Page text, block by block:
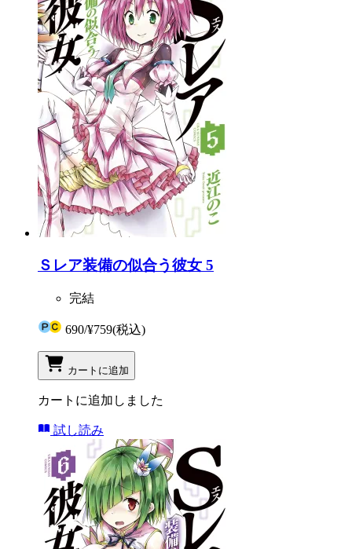
Ｓレア装備の似合う彼女 5
完結
690/¥759(税込)
カートに追加
カートに追加しました
試し読み